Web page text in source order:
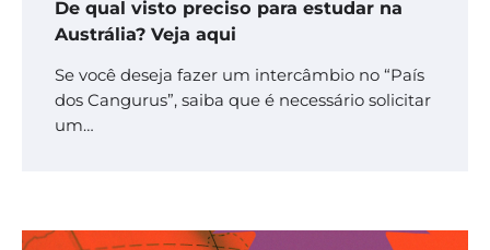
De qual visto preciso para estudar na
Austrália? Veja aqui
Se você deseja fazer um intercâmbio no “País
dos Cangurus”, saiba que é necessário solicitar
um…